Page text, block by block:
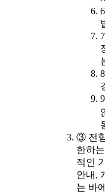
③ 전
한하
적인
안내,
는 바